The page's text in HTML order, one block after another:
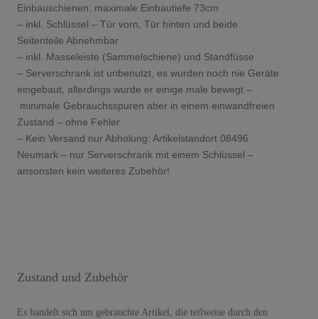
Einbauschienen, maximale Einbautiefe 73cm
– inkl. Schlüssel – Tür vorn, Tür hinten und beide
Seitenteile Abnehmbar
– inkl. Masseleiste (Sammelschiene) und Standfüsse
– Serverschrank ist unbenutzt, es wurden noch nie Geräte
eingebaut, allerdings wurde er einige male bewegt –
minimale Gebrauchsspuren aber in einem einwandfreien
Zustand – ohne Fehler
– Kein Versand nur Abholung: Artikelstandort 08496
Neumark – nur Serverschrank mit einem Schlüssel –
ansonsten kein weiteres Zubehör!
Zustand und Zubehör
Es handelt sich um gebrauchte Artikel, die teilweise durch den